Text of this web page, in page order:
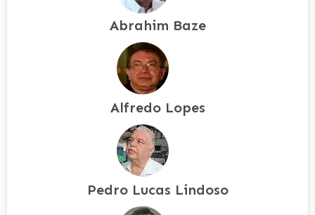
Abrahim Baze
Alfredo Lopes
Pedro Lucas Lindoso